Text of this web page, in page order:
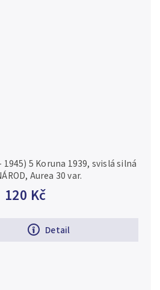
120 Kč
Detail
5 Koruna 1939, svislá silná
Aurea 30 var.